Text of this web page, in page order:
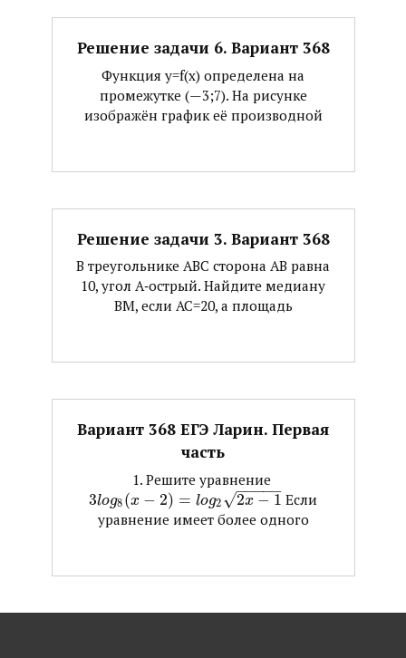
Решение задачи 6. Вариант 368
Функция y=f(x) определена на
промежутке (—3;7). На рисунке
изображён график её производной
Решение задачи 3. Вариант 368
В треугольнике АВС сторона АВ равна
10, угол А‐острый. Найдите медиану
ВМ, если АС=20, а площадь
Вариант 368 ЕГЭ Ларин. Первая
часть
1. Решите уравнение ​
3log8 (x − 2) = log2 2x − 1
− −
−−−
√
​ Если
уравнение имеет более одного